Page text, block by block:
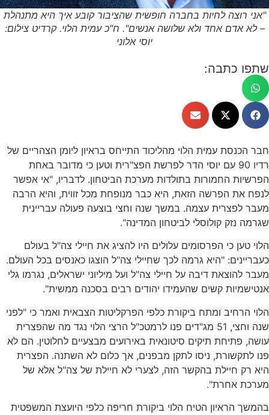
"אני רוצה לחיות בחברה חופשית שהציבור קובע איך היא מתנהלת
– לא אדם אחד ולא שלושה אנשים". ח"כ עמית הלוי. קרדיט צילום:
יוסי אלוני
שתפו כתבה:
חבר הכנסת עמית הלוי מהליכוד התייחס בראיון ליומן הצהריים של
רדיו 90 עם יוסי הדר לפרשת הפצ"רית וטען כי מדובר באחת
הפרשיות החמורות בתולדות מערכת הביטחון. לדבריו, "אי אפשר
לנפח את הפרשה הזאת, היא כבר מנופחת מכל זווית, והיא הרבה
מעבר לפצרית עצמה. במשך שנה וחצי בוצעה פעולה עבריינית
שגרמה נזק קולוסלי לביטחון המדינה".
הלוי טען כי הפרסומים עלולים היו להציג את חיילי צה"ל בעולם
כעבריינים: "היא גרמה לכך שחיילי צה"ל הוצגו כאנסים בכל העולם.
מעבר להוצאת דיבה על חיילי צה"ל ועל מיליוני ישראלים, נגרמו גלי
אנטישמיות קשים שהעמידו יהודים רבים בסכנה ממשית".
הלוי הרחיב ומתח ביקורת כלפי הפרקליטות הצבאית ואמר כי "לפני
שנה וחצי, 51 מג"דים פנו לרמטכ"ל הרצי הלוי נגד מה שהפצרית
עושה, פתיחת תיקים סיטונאית באירועים מבצעיים לחלוטין. הם לא
פנו לתקשורת, ניסו לתקן מבפנים, אך כלום לא השתנה. הפצרית
היא רק חיילת בהקשר הזה, לצערי לא חיילת של צה"ל אלא של
מערכת אחרת".
בהמשך הראיון הטיח הלוי ביקורת חריפה כלפי היועצת המשפטית